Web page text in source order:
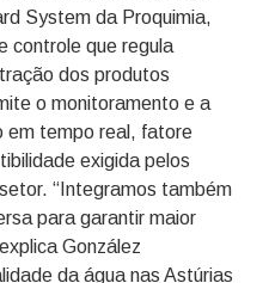
System da Proquimia,
controle que regula
dos produtos
o monitoramento e a
em tempo real, fatore
exigida pelos
“Integramos também
para garantir maior
González
da água nas Astúrias